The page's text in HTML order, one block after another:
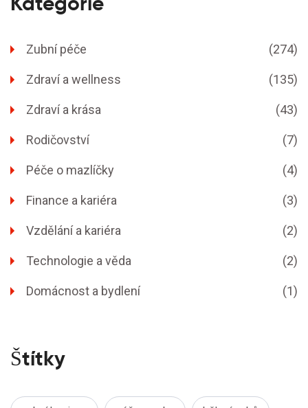
Zubní péče (274)
Zdraví a wellness (135)
Zdraví a krása (43)
Rodičovství (7)
Péče o mazlíčky (4)
Finance a kariéra (3)
Vzdělání a kariéra (2)
Technologie a věda (2)
Domácnost a bydlení (1)
Štítky